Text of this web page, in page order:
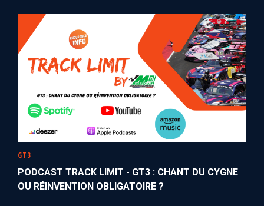
GT3
PODCAST TRACK LIMIT - GT3 : CHANT DU CYGNE
OU RÉINVENTION OBLIGATOIRE ?